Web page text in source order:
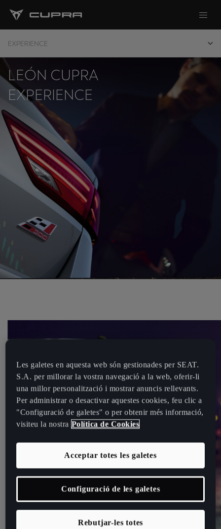
EXPERIENCE
LEÓN CUPRA
EXPERIENCE
Les galetes en aquesta web són gestionades per SEAT.
S.A. per millorar la vostra navegació a la web, oferir-li
una millor personalització i mostrar anuncis rellevants.
Per administrar o desactivar aquestes cookies, feu clic a
"Configuració de galetes" o per obtenir més informació,
visiteu la nostra Política de Cookies
Rebutjar-les totes
Acceptar totes les galetes
Configuració de les galetes